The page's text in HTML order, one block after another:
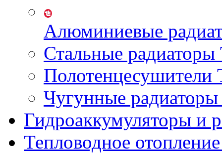
Алюминиевые
Стальные
Чугунные
Гидроаккумуляторы и
Тепловодное